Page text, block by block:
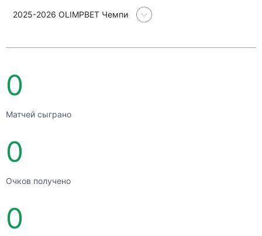
2025-2026 OLIMPBET Чемпионат Молодежной хоккейной
0
Матчей сыграно
0
Очков получено
0